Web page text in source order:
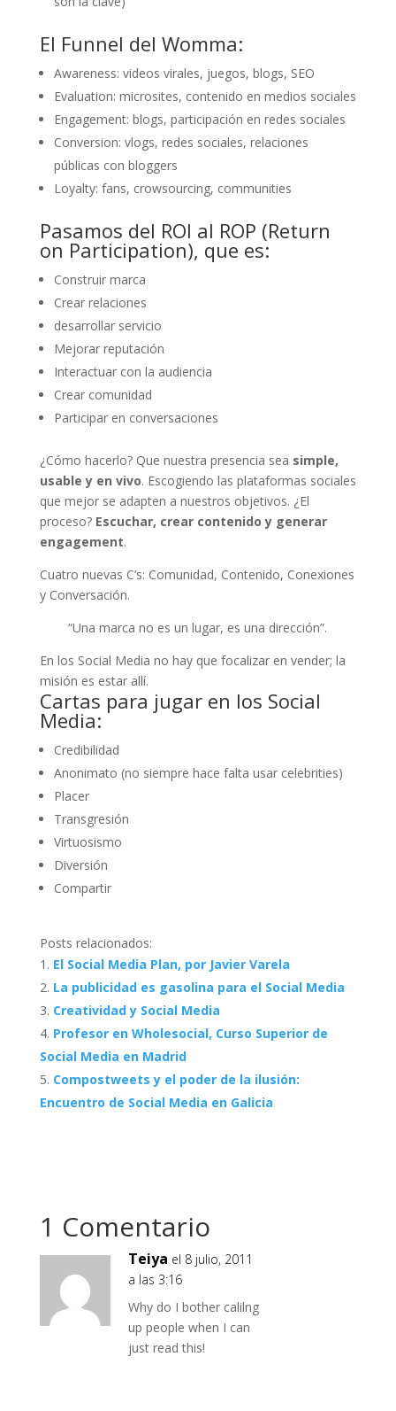
El Funnel del Womma:
Awareness: videos virales, juegos, blogs, SEO
Evaluation: microsites, contenido en medios sociales
Engagement: blogs, participación en redes sociales
Conversion: vlogs, redes sociales, relaciones
públicas con bloggers
Loyalty: fans, crowsourcing, communities
Pasamos del ROI al ROP (Return
on Participation), que es:
Construir marca
Crear relaciones
desarrollar servicio
Mejorar reputación
Interactuar con la audiencia
Crear comunidad
Participar en conversaciones
¿Cómo hacerlo? Que nuestra presencia sea simple,
usable y en vivo. Escogiendo las plataformas sociales
que mejor se adapten a nuestros objetivos. ¿El
proceso? Escuchar, crear contenido y generar
engagement.
Cuatro nuevas C’s: Comunidad, Contenido, Conexiones
y Conversación.
“Una marca no es un lugar, es una dirección”.
En los Social Media no hay que focalizar en vender; la
misión es estar allí.
Cartas para jugar en los Social
Media:
Credibilidad
Anonimato (no siempre hace falta usar celebrities)
Placer
Transgresión
Virtuosismo
Diversión
Compartir
Posts relacionados:
El Social Media Plan, por Javier Varela
La publicidad es gasolina para el Social Media
Creatividad y Social Media
Profesor en Wholesocial, Curso Superior de
Social Media en Madrid
Compostweets y el poder de la ilusión:
Encuentro de Social Media en Galicia
1 Comentario
Teiya el 8 julio, 2011
a las 3:16
Why do I bother calilng
up people when I can
just read this!